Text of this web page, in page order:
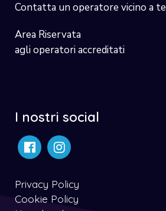
Contatta un operatore vicino a te
Area Riservata
agli operatori accreditati
I nostri social
Privacy Policy
Cookie Policy